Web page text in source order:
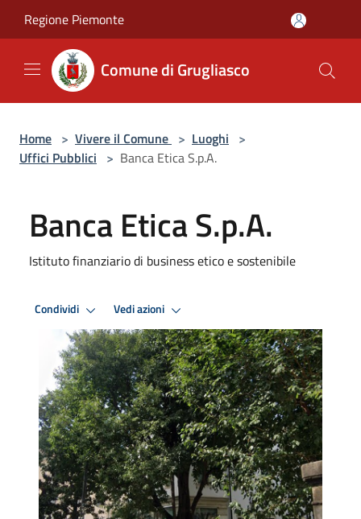
Regione Piemonte
Comune di Grugliasco
Home > Vivere il Comune > Luoghi >
Uffici Pubblici > Banca Etica S.p.A.
Banca Etica S.p.A.
Istituto finanziario di business etico e sostenibile
Condividi Vedi azioni